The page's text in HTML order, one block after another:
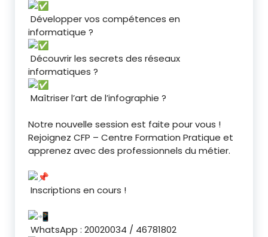
Développer vos compétences en
informatique ?
Découvrir les secrets des réseaux
informatiques ?
Maîtriser l’art de l’infographie ?
Notre nouvelle session est faite pour vous !
Rejoignez CFP – Centre Formation Pratique et
apprenez avec des professionnels du métier.
Inscriptions en cours !
WhatsApp : 20020034 / 46781802